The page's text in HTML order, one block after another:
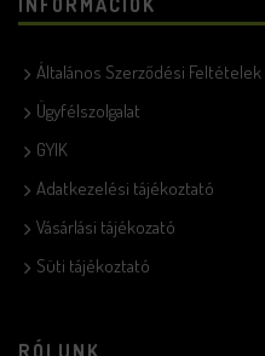
INFORMÁCIÓK
Általános Szerződési Feltételek
Ügyfélszolgalat
GYIK
Adatkezelési tájékoztató
Vásárlási tájékozató
Süti tájékoztató
RÓLUNK